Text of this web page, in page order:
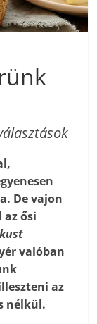
De vajon
ősi
valóban
az
nélkül.